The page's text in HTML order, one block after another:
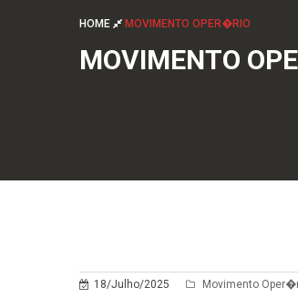
HOME MOVIMENTO OPER�RIO
MOVIMENTO
18/Julho/2025 Movimento